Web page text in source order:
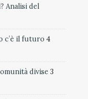
Analisi del
c’è il futuro 4
divise 3